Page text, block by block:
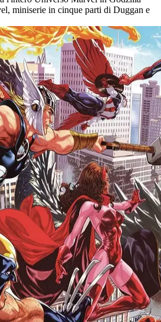
miniserie in cinque parti di Duggan e